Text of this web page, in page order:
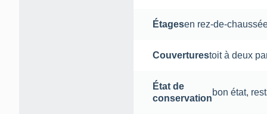
Étagesen rez-de-
Couverturestoit à deux
État de
conservation
bon état,